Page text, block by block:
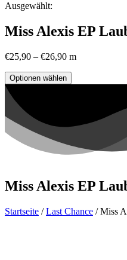
Ausgewählt:
Miss Alexis EP
€25,90 – €26,90 m
Optionen wählen
Miss Alexis EP
Startseite /Last Chance / Miss